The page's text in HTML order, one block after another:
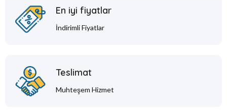
En iyi fiyatlar
İndirimli Fiyatlar
Teslimat
Muhteşem Hizmet